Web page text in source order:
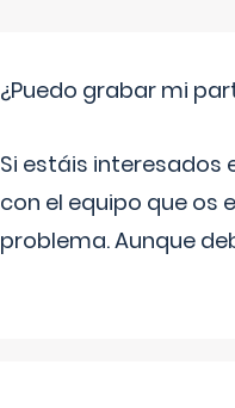
¿Puedo grabar mi
Si estáis interesados
con el equipo que os
problema. Aunque